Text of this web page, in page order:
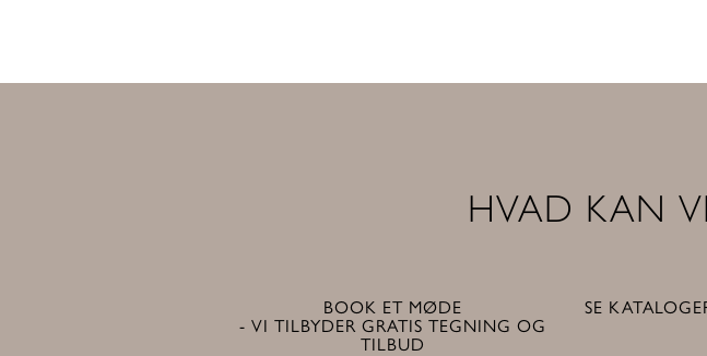
HVAD KAN
BOOK ET MØDE
- VI TILBYDER GRATIS TEGNING OG
TILBUD
SE